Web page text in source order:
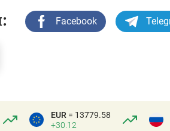
Facebook
EUR = 13779.58
+30.12